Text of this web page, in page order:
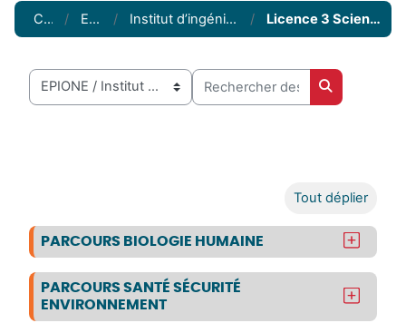
Cours EPIONE Institut d’ingénierie de la Santé Licence 3 Sciences pour la santé
Catégories de cours
Rechercher des cours
Rechercher
Tout déplier
PARCOURS BIOLOGIE HUMAINE
PARCOURS SANTÉ SÉCURITÉ
ENVIRONNEMENT